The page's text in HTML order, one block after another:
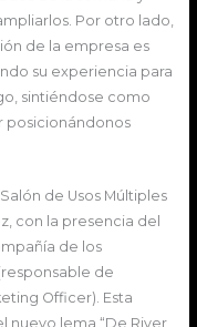
Por otro lado,
de la empresa es
su experiencia para
sintiéndose como
posicionándonos
de Usos Múltiples
con la presencia del
de los
de
Officer). Esta
nuevo lema “De River